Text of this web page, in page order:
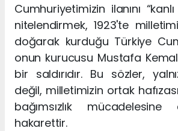
Cumhuriyetimizin ilanını
nitelendirmek, 1923'te
doğarak kurduğu Türkiye
onun kurucusu Mustafa Kemal
bir saldırıdır. Bu sözler,
değil, milletimizin ortak
bağımsızlık
hakarettir.